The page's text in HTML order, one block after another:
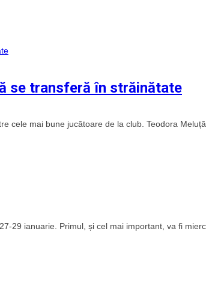
se transferă în străinătate
cele mai bune jucătoare de la club. Teodora
29 ianuarie. Primul, și cel mai important, va fi